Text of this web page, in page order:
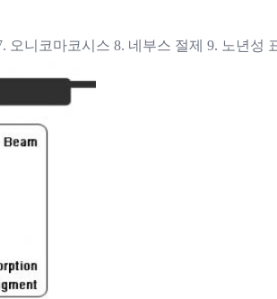
니코마코시스 8. 네부스 절제 9. 노년성